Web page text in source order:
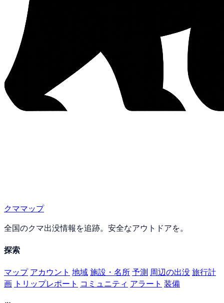
クママップ
全国のクマ出没情報を追跡。安全なアウトドアを。
探索
マップ アカウント 地域施設・名所予測 周辺の出没旅行計
画 トリップレポート コミュニティ アラート 装備